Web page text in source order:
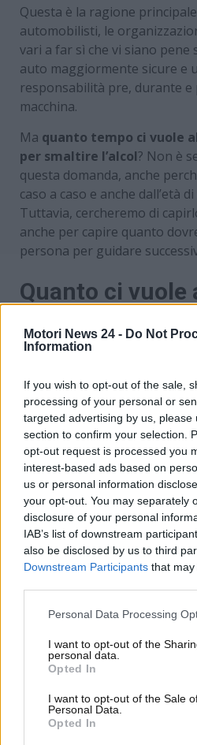
Motori News 24 - Do Not
Information
If you wish to opt-out of the sale,
processing of your personal or
targeted advertising by us, please
section to confirm your selection.
opt-out request is processed you
interest-based ads based on
us or personal information
your opt-out. You may separately
disclosure of your personal
IAB’s list of downstream
also be disclosed by us to third
Downstream Participants that
Personal Data Processing
I want to opt-out of the
personal data.
Opted In
I want to opt-out of the Sale
Personal Data.
Opted In
Questa è la ragione
automobilisti, le
vari a far sì che vi siano pene
auto maggiormente sicure e
responsabilità pre, durante e
macchina.
Ma quanto tempo ci vuole
per smaltire l’alcol? Non è
questa domanda, anche
caso a caso e anche dall’età
Tuttavia, cercheremo di
anche per capire quanto
persona per guidare
Quanto ci vuole
l’alcol: solo dopo
guidare
La prima cosa da dire è chein
umano può assumere circa
all’ora. Per capirci, si può
vino, una birra o uno shot di
sono molti altri fattori da
assume alcol, fattori che
assorbimento ed
dell’organismo. La prima
consumi; più se ne consume,
per far sì che il corpo lo
tanto alcol in poco tempo,
potrebbe essere molto più
tempo a scendere.